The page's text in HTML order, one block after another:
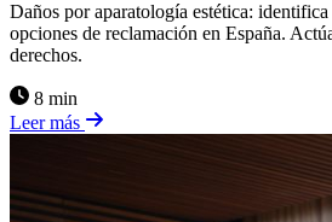
Daños por aparatología estética:
opciones de reclamación en España.
derechos.
8 min
Leer más